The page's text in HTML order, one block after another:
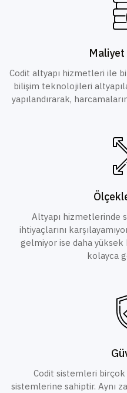
Codit altyapı hizmetleri ile
bilişim teknolojileri
yapılandırarak,
Altyapı hizmetlerinde
ihtiyaçlarını
gelmiyor ise daha
kolayca
Codit sistemleri
sistemlerine sahiptir. Aynı